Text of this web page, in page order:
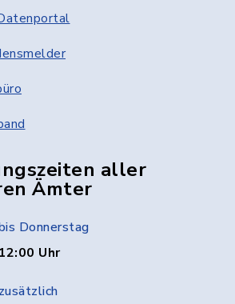
aller
Ämter
Donnerstag
Uhr